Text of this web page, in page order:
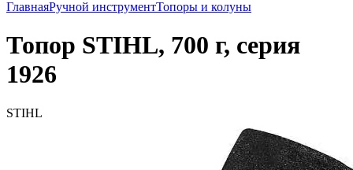
ГлавнаяРучной инструментТопоры и колуны
Топор STIHL, 700 г, серия
1926
STIHL